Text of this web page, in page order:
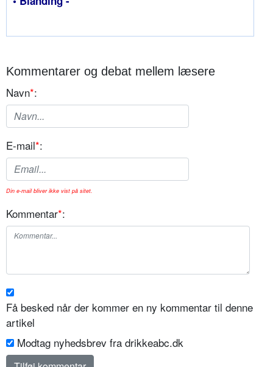
Kommentarer og debat mellem læsere
Navn*:
E-mail*:
Din e-mail bliver ikke vist på sitet.
Kommentar*:
Få besked når der kommer en ny kommentar til denne
artikel
Modtag nyhedsbrev fra drikkeabc.dk